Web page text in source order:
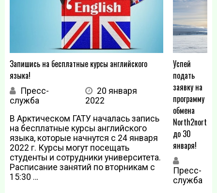
Запишись на бесплатные курсы английского
языка!
Пресс-
служба
20 января
2022
В Арктическом ГАТУ началась запись
на бесплатные курсы английского
языка, которые начнутся с 24 января
2022 г. Курсы могут посещать
студенты и сотрудники университета.
Расписание занятий по вторникам с
15:30 …
Успей
подать
заявку на
программу
обмена
North2north
до 30
января!
Пресс-
служба